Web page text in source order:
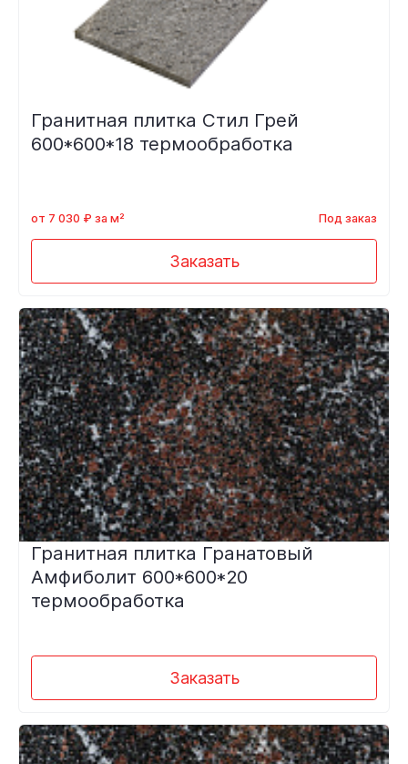
Гранитная плитка Стил Грей
600*600*18 термообработка
от 7 030 ₽ за м² Под заказ
Заказать
Гранитная плитка Гранатовый
Амфиболит 600*600*20
термообработка
Заказать